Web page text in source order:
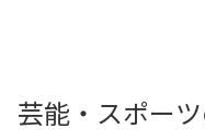
芸能・スポー